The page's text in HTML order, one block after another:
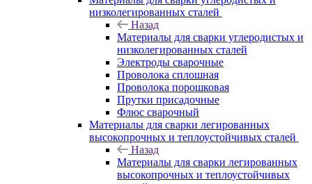
низколегированных сталей
Назад
Материалы для сварки углеродистых и
низколегированных сталей
Электроды сварочные
Проволока сплошная
Проволока порошковая
Прутки присадочные
Флюс сварочный
Материалы для сварки легированных
высокопрочных и теплоустойчивых сталей
Назад
Материалы для сварки легированных
высокопрочных и теплоустойчивых